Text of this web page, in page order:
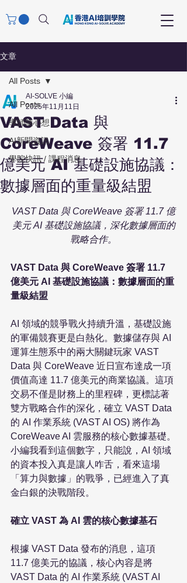
文章
All Posts
導師隨心想
AI新聞資訊
學院快訊 / 課程消息
All Posts
VAST Data 與
CoreWeave 簽署 11.7
億美元 AI 基礎設施協議：
數據層面的重量級結盟
AI-SOLVE 小編
2025年11月11日
VAST Data 與 CoreWeave 簽署 11.7 億
美元 AI 基礎設施協議，深化數據層面的
戰略合作。
VAST Data 與 CoreWeave 簽署 11.7
億美元 AI 基礎設施協議：數據層面的重
量級結盟
AI 領域的競爭戰火持續升溫，基礎設施
的軍備競賽更是白熱化。數據儲存與 AI
運算生態系中的兩大關鍵玩家 VAST
Data 與 CoreWeave 近日宣布達成一項
價值高達 11.7 億美元的商業協議。這項
交易不僅是財務上的里程碑，更標誌著
雙方戰略合作的深化，確立 VAST Data
的 AI 作業系統 (VAST AI OS) 將作為
CoreWeave AI 雲服務的核心數據基礎。
小編我看到這個數字，只能說，AI 領域
的資本投入真是讓人咋舌，看來這場
「算力與數據」的戰爭，已經進入了真
金白銀的決戰階段。
確立 VAST 為 AI 雲的核心數據基石
根據 VAST Data 發布的消息，這項
11.7 億美元的協議，核心內容是將
VAST Data 的 AI 作業系統 (VAST AI